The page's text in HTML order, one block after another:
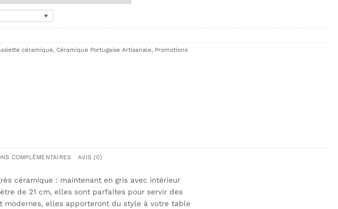
céramique, Céramique Portugaise Artisanale, Promotions
COMPLÉMENTAIRES AVIS (0)
céramique : maintenant en gris avec intérieur
de 21 cm, elles sont parfaites pour servir des
modernes, elles apporteront du style à votre table